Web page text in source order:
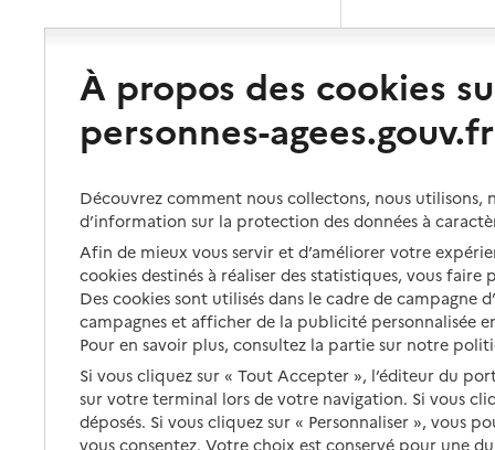
À propos des cookies
personnes-agees.gouv.fr
Découvrez comment nous collectons, nous
d’information sur la protection des données à
Afin de mieux vous servir et d’améliorer votre
cookies destinés à réaliser des statistiques, vous
Des cookies sont utilisés dans le cadre de
campagnes et afficher de la publicité personnalisée
Pour en savoir plus, consultez la partie sur notre
Si vous cliquez sur « Tout Accepter », l’éditeur du
sur votre terminal lors de votre navigation. Si vous
déposés. Si vous cliquez sur « Personnaliser », vous
vous consentez. Votre choix est conservé pour une